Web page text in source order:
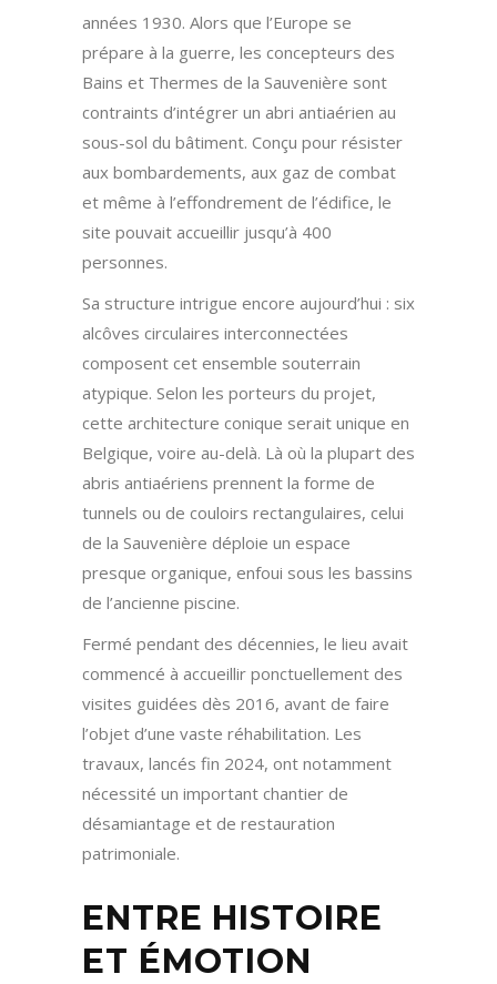
années 1930. Alors que l’Europe se
prépare à la guerre, les concepteurs des
Bains et Thermes de la Sauvenière sont
contraints d’intégrer un abri antiaérien au
sous-sol du bâtiment. Conçu pour résister
aux bombardements, aux gaz de combat
et même à l’effondrement de l’édifice, le
site pouvait accueillir jusqu’à 400
personnes.
Sa structure intrigue encore aujourd’hui : six
alcôves circulaires interconnectées
composent cet ensemble souterrain
atypique. Selon les porteurs du projet,
cette architecture conique serait unique en
Belgique, voire au-delà. Là où la plupart des
abris antiaériens prennent la forme de
tunnels ou de couloirs rectangulaires, celui
de la Sauvenière déploie un espace
presque organique, enfoui sous les bassins
de l’ancienne piscine.
Fermé pendant des décennies, le lieu avait
commencé à accueillir ponctuellement des
visites guidées dès 2016, avant de faire
l’objet d’une vaste réhabilitation. Les
travaux, lancés fin 2024, ont notamment
nécessité un important chantier de
désamiantage et de restauration
patrimoniale.
ENTRE HISTOIRE
ET ÉMOTION